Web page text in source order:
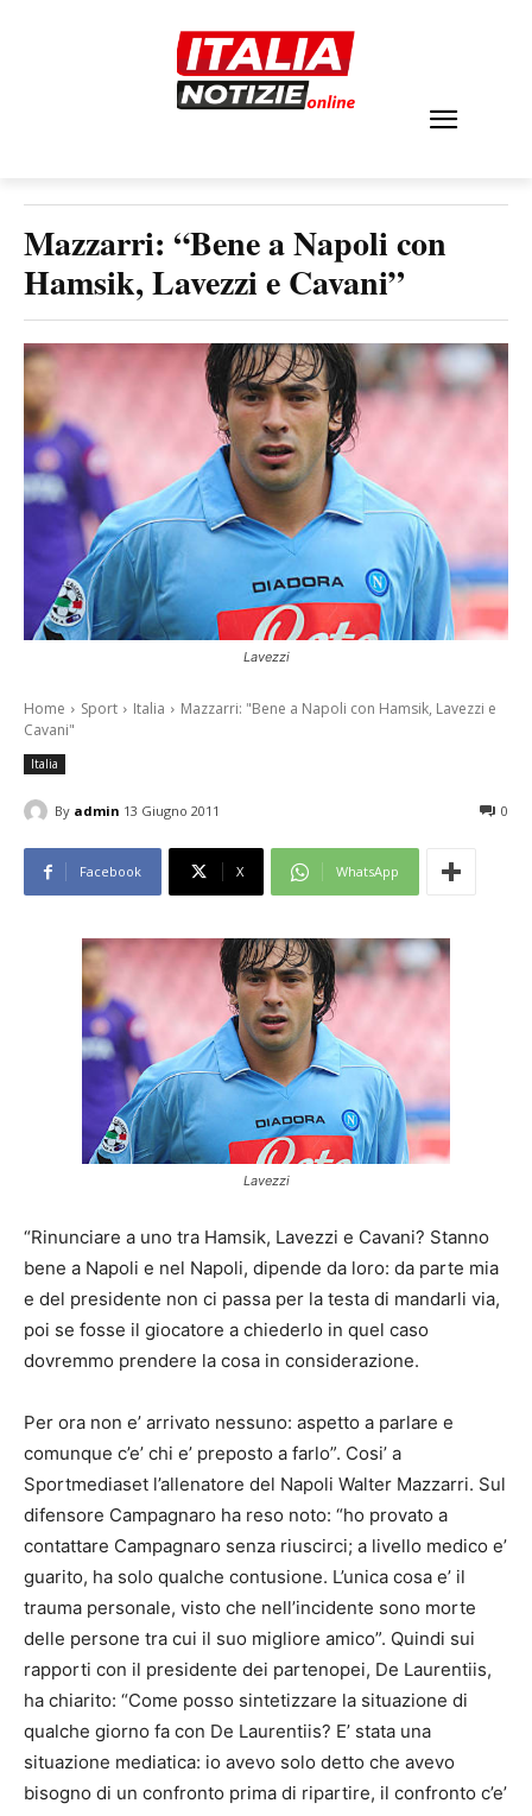
Mazzarri: “Bene a Napoli con
Hamsik, Lavezzi e Cavani”
Lavezzi
Home Sport Italia
Mazzarri: "Bene a Napoli con Hamsik, Lavezzi e
Cavani"
Italia
By admin 13 Giugno 2011 0
Facebook X WhatsApp
Lavezzi
“Rinunciare a uno tra Hamsik, Lavezzi e Cavani? Stanno
bene a Napoli e nel Napoli, dipende da loro: da parte mia
e del presidente non ci passa per la testa di mandarli via,
poi se fosse il giocatore a chiederlo in quel caso
dovremmo prendere la cosa in considerazione.
Per ora non e’ arrivato nessuno: aspetto a parlare e
comunque c’e’ chi e’ preposto a farlo”. Cosi’ a
Sportmediaset l’allenatore del Napoli Walter Mazzarri. Sul
difensore Campagnaro ha reso noto: “ho provato a
contattare Campagnaro senza riuscirci; a livello medico e’
guarito, ha solo qualche contusione. L’unica cosa e’ il
trauma personale, visto che nell’incidente sono morte
delle persone tra cui il suo migliore amico”. Quindi sui
rapporti con il presidente dei partenopei, De Laurentiis,
ha chiarito: “Come posso sintetizzare la situazione di
qualche giorno fa con De Laurentiis? E’ stata una
situazione mediatica: io avevo solo detto che avevo
bisogno di un confronto prima di ripartire, il confronto c’e’